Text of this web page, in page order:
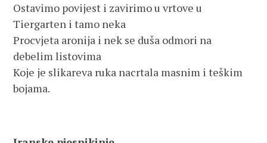
Ostavimo povijest i zavirimo u vrtove u
Tiergarten i tamo neka
Procvjeta aronija i nek se duša odmori na
debelim listovima
Koje je slikareva ruka nacrtala masnim i teškim
bojama.